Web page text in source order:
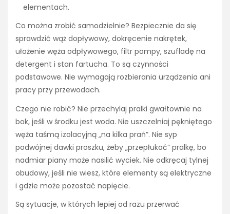
elementach.
Co można zrobić samodzielnie? Bezpiecznie da się
sprawdzić wąż dopływowy, dokręcenie nakrętek,
ułożenie węża odpływowego, filtr pompy, szufladę na
detergent i stan fartucha. To są czynności
podstawowe. Nie wymagają rozbierania urządzenia ani
pracy przy przewodach.
Czego nie robić? Nie przechylaj pralki gwałtownie na
bok, jeśli w środku jest woda. Nie uszczelniaj pękniętego
węża taśmą izolacyjną „na kilka prań”. Nie syp
podwójnej dawki proszku, żeby „przepłukać” pralkę, bo
nadmiar piany może nasilić wyciek. Nie odkręcaj tylnej
obudowy, jeśli nie wiesz, które elementy są elektryczne
i gdzie może pozostać napięcie.
Są sytuacje, w których lepiej od razu przerwać